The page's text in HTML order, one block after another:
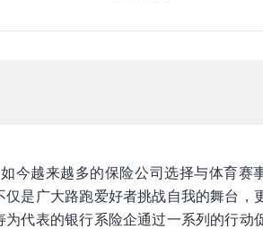
今越来越多的保险公司选择与体育赛
是广大路跑爱好者挑战自我的舞台，
代表的银行系险企通过一系列的行动